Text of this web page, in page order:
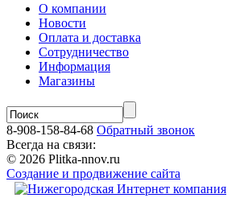
О компании
Новости
Оплата и доставка
Сотрудничество
Информация
Магазины
8-908-158-84-68 Обратный звонок
Всегда на связи:
© 2026 Plitka-nnov.ru
Создание и продвижение сайта